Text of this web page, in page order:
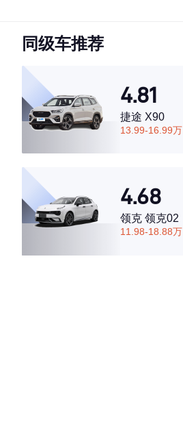
4.62
·外观表现一般，低于62%同级车
·内饰表现较为优秀，优于62%同级车
·空间表现一般，低于75%同级车
同级车推荐
4.81
捷途 X90
13.99-16.99万
4.68
领克 领克02
11.98-18.88万